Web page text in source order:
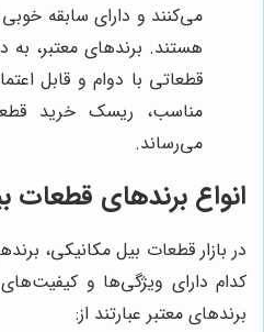
می‌کنند و دارای سابقه
هستند. برندهای معتبر،
قطعاتی با دوام و قابل
مناسب، ریسک خرید
می‌رساند.
انواع برندهای قطعات
در بازار قطعات بیل مکانیکی،
کدام دارای ویژگی‌ها و
برندهای معتبر عبارتند از: